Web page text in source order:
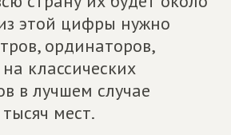
этой цифры нужно
ординаторов,
классических
в лучшем случае
мест.